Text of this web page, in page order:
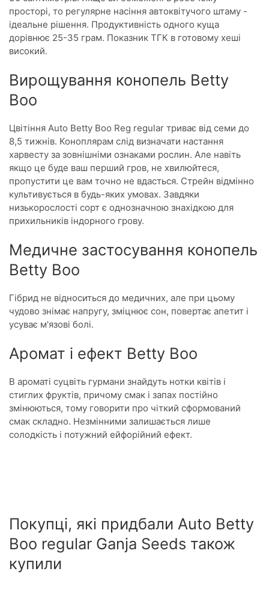
просторі, то регулярне насіння автоквітучого штаму -
ідеальне рішення. Продуктивність одного куща
дорівнює 25-35 грам. Показник ТГК в готовому хеші
високий.
Вирощування конопель Betty
Boo
Цвітіння Аuto Betty Boo Reg regular триває від семи до
8,5 тижнів. Коноплярам слід визначати настання
харвесту за зовнішніми ознаками рослин. Але навіть
якщо це буде ваш перший гров, не хвилюйтеся,
пропустити це вам точно не вдасться. Стрейн відмінно
культивується в будь-яких умовах. Завдяки
низькорослості сорт є однозначною знахідкою для
прихильників індорного грову.
Медичне застосування конопель
Betty Boo
Гібрид не відноситься до медичних, але при цьому
чудово знімає напругу, зміцнює сон, повертає апетит і
усуває м'язові болі.
Аромат і ефект Betty Boo
В ароматі суцвіть гурмани знайдуть нотки квітів і
стиглих фруктів, причому смак і запах постійно
змінюються, тому говорити про чіткий сформований
смак складно. Незмінними залишається лише
солодкість і потужний ейфорійний ефект.
Покупці, які придбали Auto Betty
Boo regular Ganja Seeds також
купили